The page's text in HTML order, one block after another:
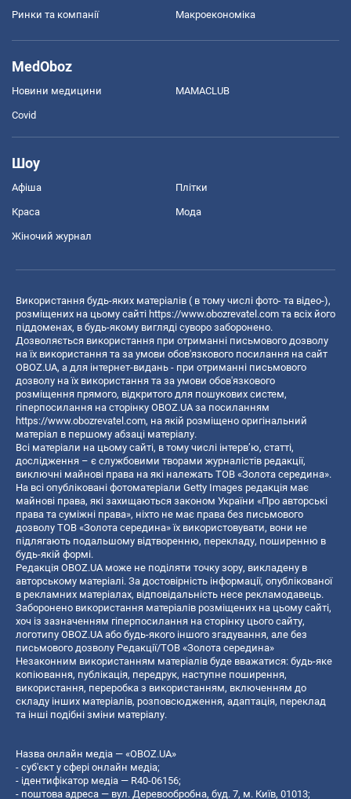
Ринки та компанії Макроекономіка
MedOboz
Новини медицини MAMACLUB
Covid
Шоу
Афіша Плітки
Краса Мода
Жіночий журнал
Використання будь-яких матеріалів ( в тому числі фото- та відео-),
розміщених на цьому сайті https://www.obozrevatel.com та всіх його
піддоменах, в будь-якому вигляді суворо заборонено.
Дозволяється використання при отриманні письмового дозволу
на їх використання та за умови обов'язкового посилання на сайт
OBOZ.UA, а для інтернет-видань - при отриманні письмового
дозволу на їх використання та за умови обов'язкового
розміщення прямого, відкритого для пошукових систем,
гіперпосилання на сторінку OBOZ.UA за посиланням
https://www.obozrevatel.com, на якій розміщено оригінальний
матеріал в першому абзаці матеріалу.
Всі матеріали на цьому сайті, в тому числі інтерв’ю, статті,
дослідження – є службовими творами журналістів редакції,
виключні майнові права на які належать ТОВ «Золота середина».
На всі опубліковані фотоматеріали Getty Images редакція має
майнові права, які захищаються законом України «Про авторські
права та суміжні права», ніхто не має права без письмового
дозволу ТОВ «Золота середина» їх використовувати, вони не
підлягають подальшому відтворенню, перекладу, поширенню в
будь-якій формі.
Редакція OBOZ.UA може не поділяти точку зору, викладену в
авторському матеріалі. За достовірність інформації, опублікованої
в рекламних матеріалах, відповідальність несе рекламодавець.
Заборонено використання матеріалів розміщених на цьому сайті,
хоч із зазначенням гіперпосилання на сторінку цього сайту,
логотипу OBOZ.UA або будь-якого іншого згадування, але без
письмового дозволу Редакції/ТОВ «Золота середина»
Незаконним використанням матеріалів буде вважатися: будь-яке
копiювання, публiкацiя, передрук, наступне поширення,
використання, переробка з використанням, включенням до
складу інших матеріалів, розповсюдження, адаптація, переклад
та інші подібні зміни матеріалу.
Назва онлайн медіа — «OBOZ.UA»
- суб'єкт у сфері онлайн медіа;
- ідентифікатор медіа — R40-06156;
- поштова адреса — вул. Деревообробна, буд. 7, м. Київ, 01013;